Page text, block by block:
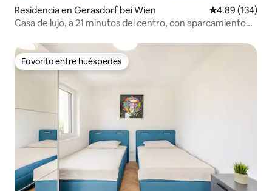
Residencia en Gerasdorf bei Wien Calificación
4.89 (134)
Casa de lujo, a 21 minutos del centro, con aparcamiento
Favorito entre huéspedes
Favorito entre huéspedes